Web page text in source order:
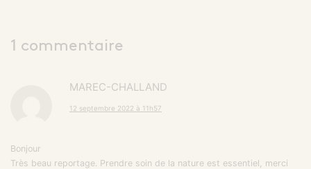
1 commentaire
MAREC-CHALLAND
12 septembre 2022 à 11h57
Bonjour
Très beau reportage. Prendre soin de la nature est essentiel, merci